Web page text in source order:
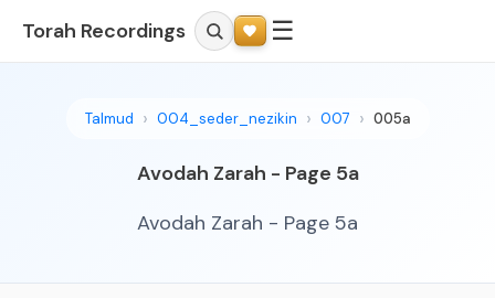
Torah Recordings ☰
Talmud 004_seder_nezikin 007 005a
Avodah Zarah - Page 5a
Avodah Zarah - Page 5a